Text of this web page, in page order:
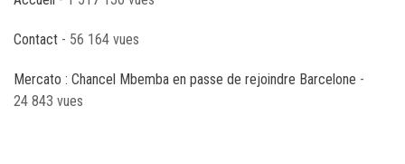
Contact - 56 164 vues
Mercato : Chancel Mbemba en passe de rejoindre Barcelone -
24 843 vues